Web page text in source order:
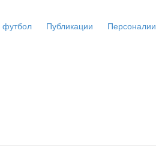
футбол Публикации Персоналии